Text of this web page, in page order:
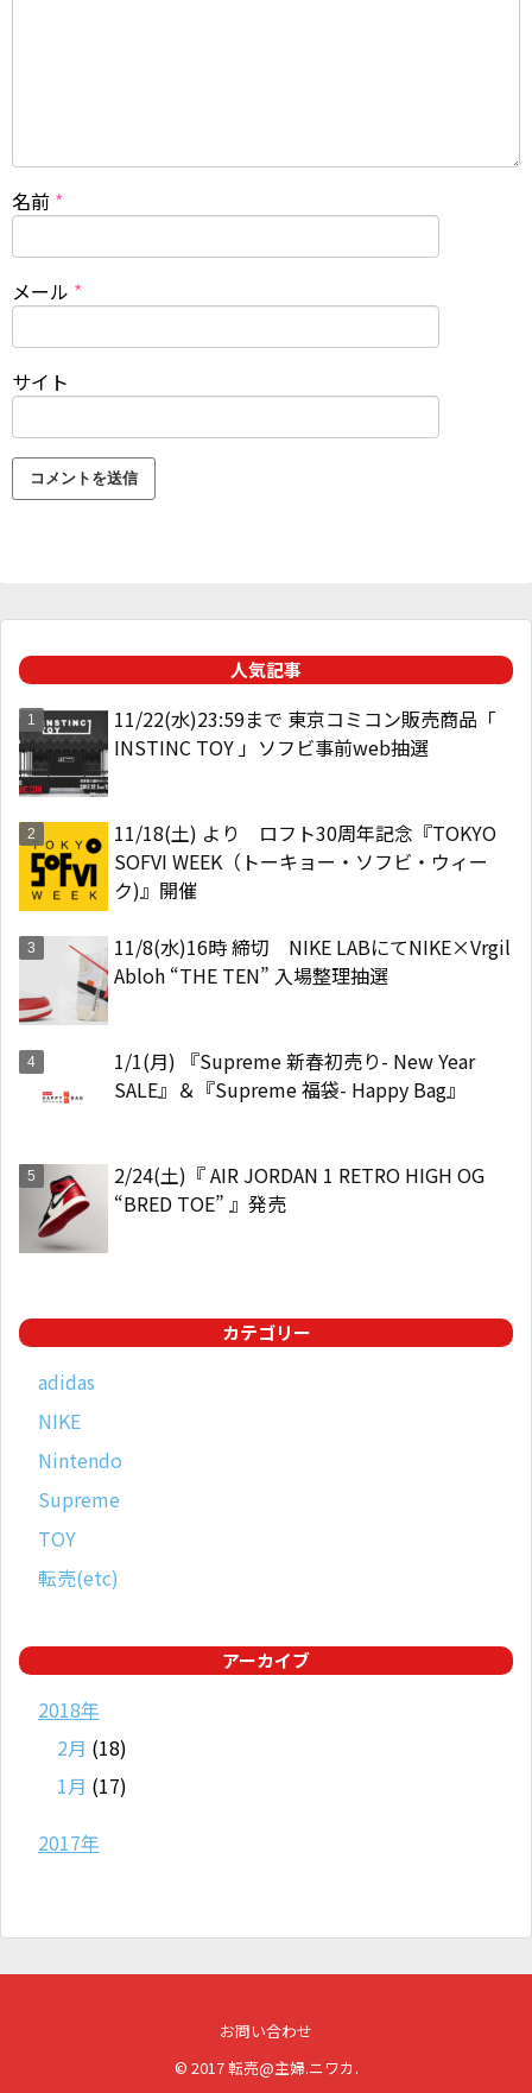
名前 *
メール *
サイト
人気記事
11/22(水)23:59まで 東京コミコン販売商品「
INSTINC TOY 」ソフビ事前web抽選
11/18(土) より ロフト30周年記念『TOKYO
SOFVI WEEK（トーキョー・ソフビ・ウィー
ク)』開催
11/8(水)16時 締切 NIKE LABにてNIKE×Vrgil
Abloh “THE TEN” 入場整理抽選
1/1(月) 『Supreme 新春初売り- New Year
SALE』＆『Supreme 福袋- Happy Bag』
2/24(土)『 AIR JORDAN 1 RETRO HIGH OG
“BRED TOE” 』発売
カテゴリー
adidas
NIKE
Nintendo
Supreme
TOY
転売(etc)
アーカイブ
2018年
2月 (18)
1月 (17)
2017年
お問い合わせ
© 2017転売@主婦.ニワカ .